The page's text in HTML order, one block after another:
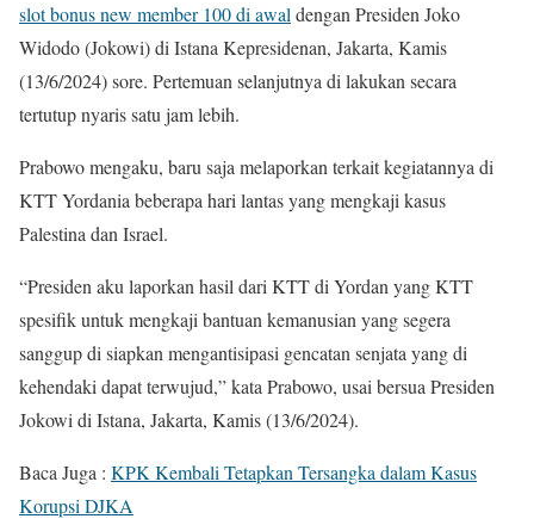
slot bonus new member 100 di awal dengan Presiden Joko
Widodo (Jokowi) di Istana Kepresidenan, Jakarta, Kamis
(13/6/2024) sore. Pertemuan selanjutnya di lakukan secara
tertutup nyaris satu jam lebih.
Prabowo mengaku, baru saja melaporkan terkait kegiatannya di
KTT Yordania beberapa hari lantas yang mengkaji kasus
Palestina dan Israel.
“Presiden aku laporkan hasil dari KTT di Yordan yang KTT
spesifik untuk mengkaji bantuan kemanusian yang segera
sanggup di siapkan mengantisipasi gencatan senjata yang di
kehendaki dapat terwujud,” kata Prabowo, usai bersua Presiden
Jokowi di Istana, Jakarta, Kamis (13/6/2024).
Baca Juga : KPK Kembali Tetapkan Tersangka dalam Kasus
Korupsi DJKA